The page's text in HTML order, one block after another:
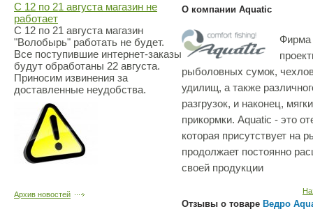
С 12 по 21 августа магазин не
работает
С 12 по 21 августа магазин
"Волобырь" работать не будет.
Все поступившие интернет-заказы
будут обработаны 22 августа.
Приносим извинения за
доставленные неудобства.
Архив новостей
О компании Aquatic
Фирма
рыболовных сумок,
удилищ, а также
разгрузок, и наконец,
прикормки. Aquatic - это
которая присутствует на
продолжает постоянно
своей продукции
Отзывы о товаре Ведро